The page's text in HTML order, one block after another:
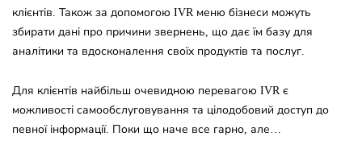
клієнтів. Також за допомогою IVR меню бізнеси можуть
збирати дані про причини звернень, що дає їм базу для
аналітики та вдосконалення своїх продуктів та послуг.
Для клієнтів найбільш очевидною перевагою IVR є
можливості самообслуговування та цілодобовий доступ до
певної інформації. Поки що наче все гарно, але…